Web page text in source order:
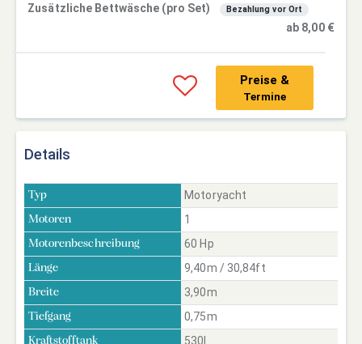
Zusätzliche Bettwäsche (pro Set)
Bezahlung vor Ort
ab 8,00 €
Preise &
Termine
Details
Typ Motoryacht
Motoren 1
Motorenbeschreibung 60 Hp
Länge 9,40m / 30,84ft
Breite 3,90m
Tiefgang 0,75m
Kraftstofftank 530l